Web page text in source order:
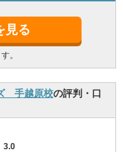
見る
。
手越原校の評判・口
3.0